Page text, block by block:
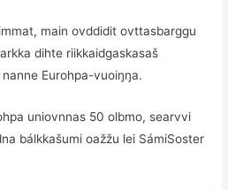
main ovddidit ovttasbarggu
dihte riikkaidgaskasaš
Eurohpa-vuoiŋŋa.
uniovnnas 50 olbmo, searvvi
bálkkašumi oažžu lei SámiSoster